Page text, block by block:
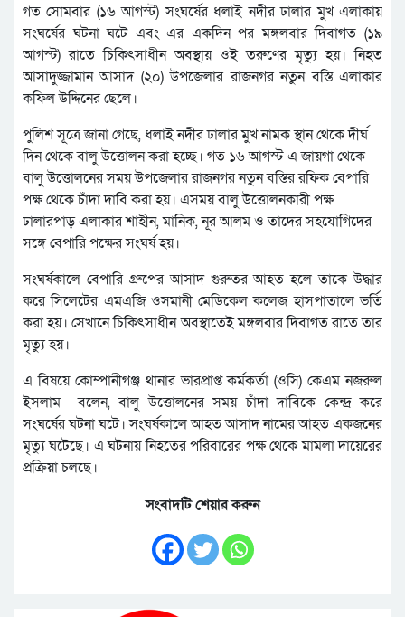
গত সোমবার (১৬ আগস্ট) সংঘর্ষের ধলাই নদীর ঢালার মুখ এলাকায়
সংঘর্ষের ঘটনা ঘটে এবং এর একদিন পর মঙ্গলবার দিবাগত (১৯
আগস্ট) রাতে চিকিৎসাধীন অবস্থায় ওই তরুণের মৃত্যু হয়। নিহত
আসাদুজ্জামান আসাদ (২০) উপজেলার রাজনগর নতুন বস্তি এলাকার
কফিল উদ্দিনের ছেলে।
পুলিশ সূত্রে জানা গেছে, ধলাই নদীর ঢালার মুখ নামক স্থান থেকে দীর্ঘ
দিন থেকে বালু উত্তোলন করা হচ্ছে। গত ১৬ আগস্ট এ জায়গা থেকে
বালু উত্তোলনের সময় উপজেলার রাজনগর নতুন বস্তির রফিক বেপারি
পক্ষ থেকে চাঁদা দাবি করা হয়। এসময় বালু উত্তোলনকারী পক্ষ
ঢালারপাড় এলাকার শাহীন, মানিক, নূর আলম ও তাদের সহযোগিদের
সঙ্গে বেপারি পক্ষের সংঘর্ষ হয়।
সংঘর্ষকালে বেপারি গ্রুপের আসাদ গুরুতর আহত হলে তাকে উদ্ধার
করে সিলেটের এমএজি ওসমানী মেডিকেল কলেজ হাসপাতালে ভর্তি
করা হয়। সেখানে চিকিৎসাধীন অবস্থাতেই মঙ্গলবার দিবাগত রাতে তার
মৃত্যু হয়।
এ বিষয়ে কোম্পানীগঞ্জ থানার ভারপ্রাপ্ত কর্মকর্তা (ওসি) কেএম নজরুল
ইসলাম বলেন, বালু উত্তোলনের সময় চাঁদা দাবিকে কেন্দ্র করে
সংঘর্ষের ঘটনা ঘটে। সংঘর্ষকালে আহত আসাদ নামের আহত একজনের
মৃত্যু ঘটেছে। এ ঘটনায় নিহতের পরিবারের পক্ষ থেকে মামলা দায়েরের
প্রক্রিয়া চলছে।
সংবাদটি শেয়ার করুন